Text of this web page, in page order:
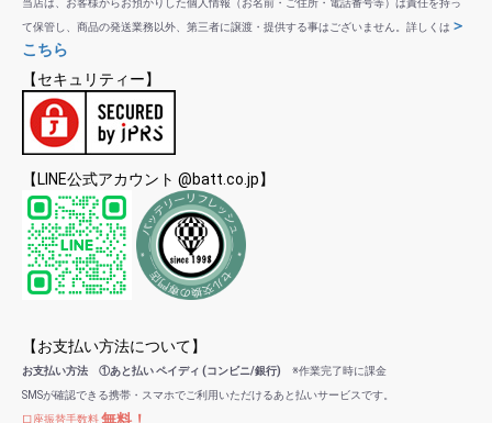
当店は、お客様からお預かりした個人情報（お名前・ご住所・電話番号等）は責任を持っ
て保管し、商品の発送業務以外、第三者に譲渡・提供する事はございません。詳しくは ＞
こちら
【セキュリティー】
【LINE公式アカウント @batt.co.jp】
【お支払い方法について】
お支払い方法 ①あと払い ペイディ (コンビニ/銀行) ※作業完了時に課金
SMSが確認できる携帯・スマホでご利用いただけるあと払いサービスです。
口座振替手数料